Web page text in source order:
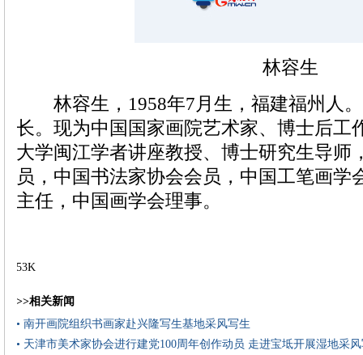
林容生
林容生，1958年7月生，福建福州人
长。现为中国国家画院艺术家、博士后工
大学闽江学者讲座教授、博士研究生导师
员，中国书法家协会会员，中国工笔画学
主任，中国画学会理事。
53K
>>相关新闻
• 南开画院组织书画家赴兴隆写生基地采风写生
• 天津市美术家协会进行建党100周年创作动员 走进宝坻开展湿地采